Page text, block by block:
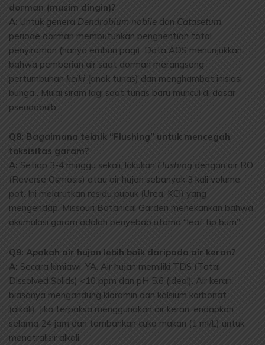
dorman (musim dingin)?
A: Untuk genera Dendrobium nobile dan Catasetum,
periode dorman membutuhkan penghentian total
penyiraman (hanya embun pagi). Data AOS menunjukkan
bahwa pemberian air saat dorman merangsang
pertumbuhan keiki (anak tunas) dan menghambat inisiasi
bunga . Mulai siram lagi saat tunas baru muncul di dasar
pseudobulb.
Q8: Bagaimana teknik “Flushing” untuk mencegah
toksisitas garam?
A: Setiap 3-4 minggu sekali, lakukan Flushing dengan air RO
(Reverse Osmosis) atau air hujan sebanyak 3 kali volume
pot. Ini melarutkan residu pupuk (Urea, KCl) yang
mengendap. Missouri Botanical Garden menekankan bahwa
akumulasi garam adalah penyebab utama “leaf tip burn” .
Q9: Apakah air hujan lebih baik daripada air keran?
A: Secara kimiawi, YA. Air hujan memiliki TDS (Total
Dissolved Solids) <10 ppm dan pH 5.6 (ideal). Air keran
biasanya mengandung kloramin dan kalsium karbonat
(alkali). Jika terpaksa menggunakan air keran, endapkan
selama 24 jam dan tambahkan cuka makan (1 ml/L) untuk
menetralisir alkali.